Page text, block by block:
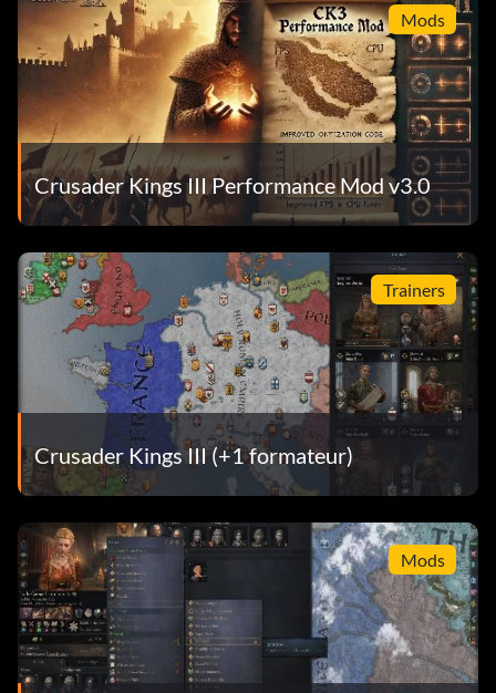
Mods
Crusader Kings III Performance Mod v3.0
Trainers
Crusader Kings III (+1 formateur)
Mods